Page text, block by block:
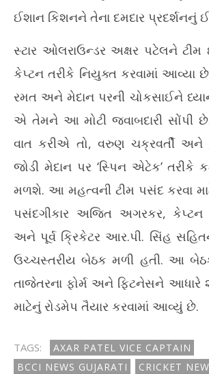
ઈશાન કિશનને તેના દમદાર પ્રદર્શનનું
સ્ટાર ઓલરાઉન્ડર અક્ષર પટેલને ટીમ
કેપ્ટન તરીકે નિયુક્ત કરવામાં આવ્યા
રમત અને મેદાન પરની ચોકસાઈને
એ તેમને આ મોટી જવાબદારી સોંપી છે.
વાત કરીએ તો, વરુણ ચક્રવર્તી અને
જોડી મેદાન પર ‘સ્પિન એટેક’ તરીકે
મળશે. આ મહત્વની ટીમ પસંદ કરવા
પસંદગીકાર અજિત અગરકર, કેપ્ટન
અને પૂર્વ ક્રિકેટર આર.પી. સિંહ
ઉચ્ચસ્તરીય બેઠક મળી હતી. આ
તાજેતરના ફોર્મ અને ફિટનેસને આધારે
માટેનું રોડમેપ તૈયાર કરવામાં આવ્યું છે.
TAGS:
AXAR PATEL VICE CAPTAIN
BCCI NEWS GUJARATI
CRICKET